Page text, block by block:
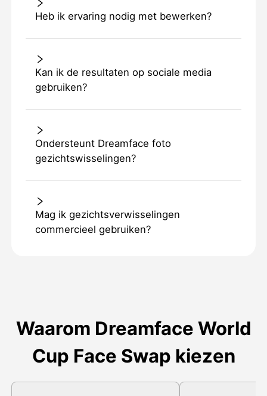
Heb ik ervaring nodig met bewerken?
Kan ik de resultaten op sociale media
gebruiken?
Ondersteunt Dreamface foto
gezichtswisselingen?
Mag ik gezichtsverwisselingen
commercieel gebruiken?
Waarom Dreamface World
Cup Face Swap kiezen